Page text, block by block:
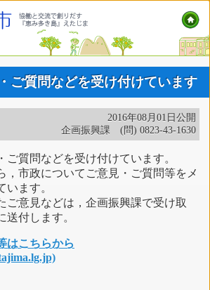
ご質問などを受け付けています
2016年08月01日公開
企画振興課 (問) 0823-43-1630
質問などを受け付けています。
市政についてご意見・ご質問等をメ
います。
意見などは，企画振興課で受け取
送付します。
はこちらから